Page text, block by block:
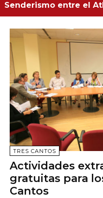
entre el
desde las
Así creció Madrid
fotográfica gratuita
TRES CANTOS
Actividades
gratuitas para
Cantos